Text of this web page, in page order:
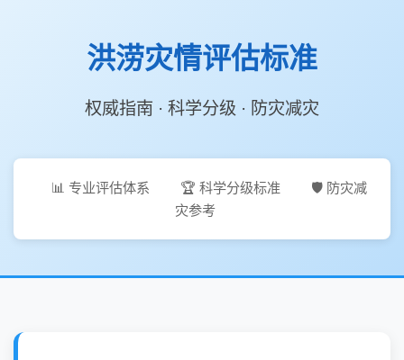
洪涝灾情评估标准
权威指南 · 科学分级 · 防灾减灾
📊 专业评估体系 🏆 科学分级标准
🛡️ 防灾减
灾参考